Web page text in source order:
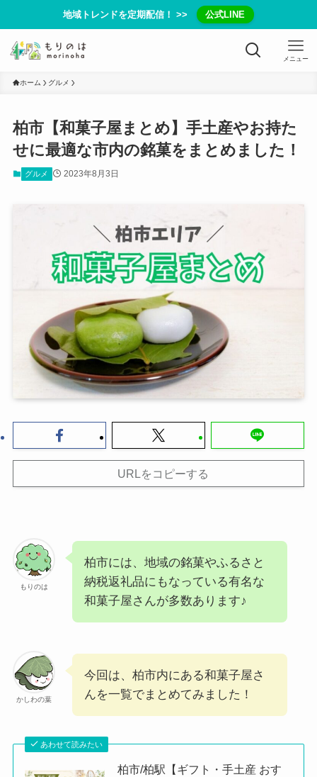
地域トレンドを定期配信！ >> 公式LINE
メニュー
ホーム グルメ
柏市【和菓子屋まとめ】手土産やお持た
せに最適な市内の銘菓をまとめました！
グルメ 2023年8月3日
URLをコピーする
もりのは
柏市には、地域の銘菓やふるさと
納税返礼品にもなっている有名な
和菓子屋さんが多数あります♪
かしわの葉
今回は、柏市内にある和菓子屋さ
んを一覧でまとめてみました！
あわせて読みたい
柏市/柏駅【ギフト・手土産 おす